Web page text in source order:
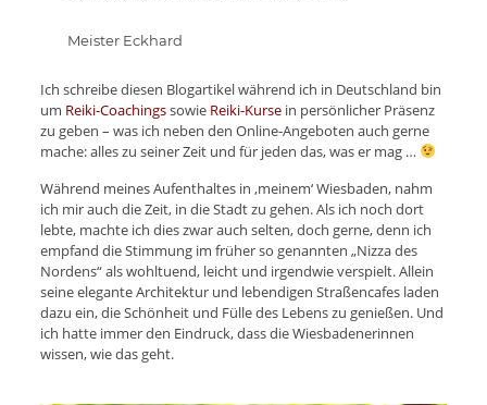
Meister Eckhard
Ich schreibe diesen Blogartikel während ich in Deutschland bin
um Reiki-Coachingssowie Reiki-Kursein persönlicher Präsenz
zu geben – was ich neben den Online-Angeboten auch gerne
mache: alles zu seiner Zeit und für jeden das, was er mag …
Während meines Aufenthaltes in ‚meinem‘ Wiesbaden, nahm
ich mir auch die Zeit, in die Stadt zu gehen. Als ich noch dort
lebte, machte ich dies zwar auch selten, doch gerne, denn ich
empfand die Stimmung im früher so genannten „Nizza des
Nordens“ als wohltuend, leicht und irgendwie verspielt. Allein
seine elegante Architektur und lebendigen Straßencafes laden
dazu ein, die Schönheit und Fülle des Lebens zu genießen. Und
ich hatte immer den Eindruck, dass die Wiesbadenerinnen
wissen, wie das geht.